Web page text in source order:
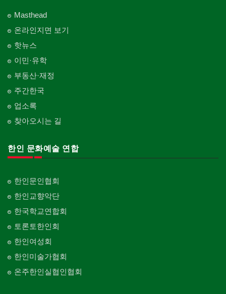
Masthead
온라인지면 보기
핫뉴스
이민·유학
부동산·재정
주간한국
업소록
찾아오시는 길
한인 문화예술 연합
한인문인협회
한인교향악단
한국학교연합회
토론토한인회
한인여성회
한인미술가협회
온주한인실협인협회